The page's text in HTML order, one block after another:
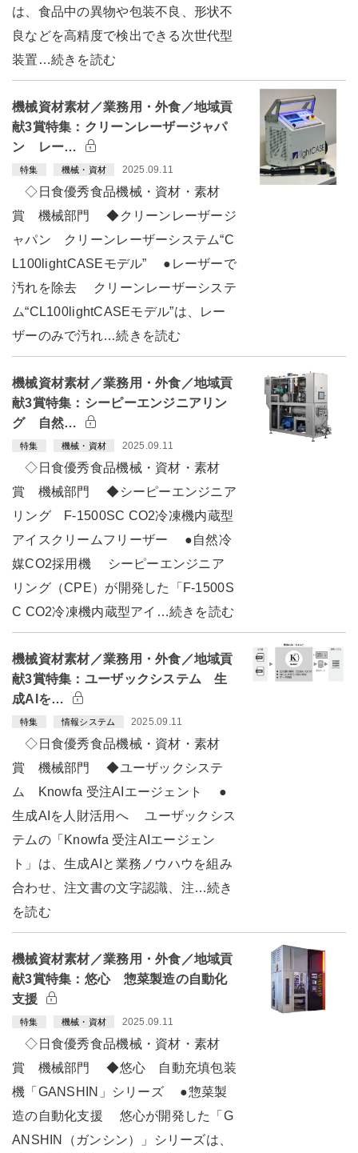
は、食品中の異物や包装不良、形状不
良などを高精度で検出できる次世代型
装置…続きを読む
機械資材素材／業務用・外食／地域貢
献3賞特集：クリーンレーザージャパ
ン レー…
特集 機械・資材 2025.09.11
◇日食優秀食品機械・資材・素材
賞 機械部門 ◆クリーンレーザージ
ャパン クリーンレーザーシステム“C
L100lightCASEモデル” ●レーザーで
汚れを除去 クリーンレーザーシステ
ム“CL100lightCASEモデル”は、レー
ザーのみで汚れ…続きを読む
機械資材素材／業務用・外食／地域貢
献3賞特集：シーピーエンジニアリン
グ 自然…
特集 機械・資材 2025.09.11
◇日食優秀食品機械・資材・素材
賞 機械部門 ◆シーピーエンジニア
リング F-1500SC CO2冷凍機内蔵型
アイスクリームフリーザー ●自然冷
媒CO2採用機 シーピーエンジニア
リング（CPE）が開発した「F-1500S
C CO2冷凍機内蔵型アイ…続きを読む
機械資材素材／業務用・外食／地域貢
献3賞特集：ユーザックシステム 生
成AIを…
特集 情報システム 2025.09.11
◇日食優秀食品機械・資材・素材
賞 機械部門 ◆ユーザックシステ
ム Knowfa 受注AIエージェント ●
生成AIを人財活用へ ユーザックシス
テムの「Knowfa 受注AIエージェン
ト」は、生成AIと業務ノウハウを組み
合わせ、注文書の文字認識、注…続き
を読む
機械資材素材／業務用・外食／地域貢
献3賞特集：悠心 惣菜製造の自動化
支援
特集 機械・資材 2025.09.11
◇日食優秀食品機械・資材・素材
賞 機械部門 ◆悠心 自動充填包装
機「GANSHIN」シリーズ ●惣菜製
造の自動化支援 悠心が開発した「G
ANSHIN（ガンシン）」シリーズは、